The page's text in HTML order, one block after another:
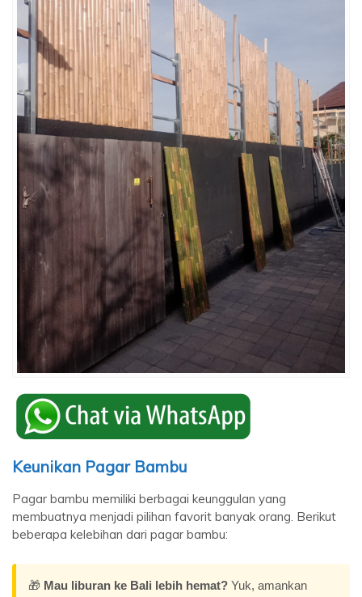
Keunikan Pagar Bambu
Pagar bambu memiliki berbagai keunggulan yang
membuatnya menjadi pilihan favorit banyak orang. Berikut
beberapa kelebihan dari pagar bambu:
🎁 Mau liburan ke Bali lebih hemat? Yuk, amankan